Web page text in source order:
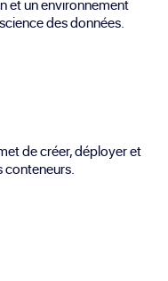
et un environnement
des données.
de créer, déployer et
conteneurs.